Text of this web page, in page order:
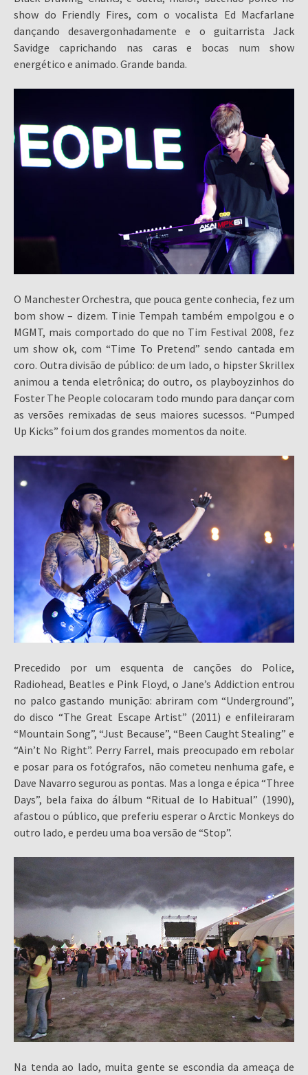
show do Friendly Fires, com o vocalista Ed Macfarlane
dançando desavergonhadamente e o guitarrista Jack
Savidge caprichando nas caras e bocas num show
energético e animado. Grande banda.
O Manchester Orchestra, que pouca gente conhecia, fez um
bom show – dizem. Tinie Tempah também empolgou e o
MGMT, mais comportado do que no Tim Festival 2008, fez
um show ok, com “Time To Pretend” sendo cantada em
coro. Outra divisão de público: de um lado, o hipster Skrillex
animou a tenda eletrônica; do outro, os playboyzinhos do
Foster The People colocaram todo mundo para dançar com
as versões remixadas de seus maiores sucessos. “Pumped
Up Kicks” foi um dos grandes momentos da noite.
Precedido por um esquenta de canções do Police,
Radiohead, Beatles e Pink Floyd, o Jane’s Addiction entrou
no palco gastando munição: abriram com “Underground”,
do disco “The Great Escape Artist” (2011) e enfileiraram
“Mountain Song”, “Just Because”, “Been Caught Stealing” e
“Ain’t No Right”. Perry Farrel, mais preocupado em rebolar
e posar para os fotógrafos, não cometeu nenhuma gafe, e
Dave Navarro segurou as pontas. Mas a longa e épica “Three
Days”, bela faixa do álbum “Ritual de lo Habitual” (1990),
afastou o público, que preferiu esperar o Arctic Monkeys do
outro lado, e perdeu uma boa versão de “Stop”.
Na tenda ao lado, muita gente se escondia da ameaça de